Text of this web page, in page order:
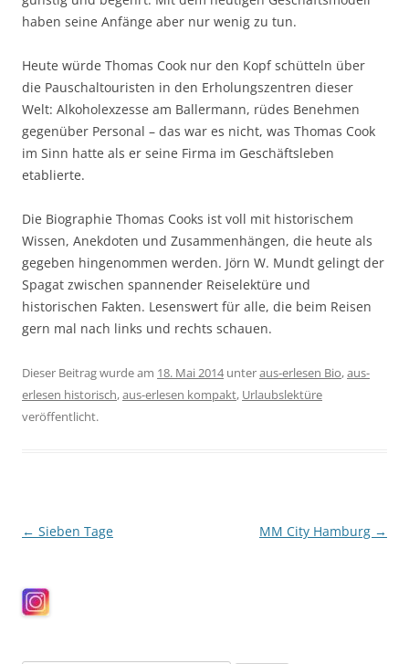
haben seine Anfänge aber nur wenig zu tun.
Heute würde Thomas Cook nur den Kopf schütteln über
die Pauschaltouristen in den Erholungszentren dieser
Welt: Alkoholexzesse am Ballermann, rüdes Benehmen
gegenüber Personal – das war es nicht, was Thomas Cook
im Sinn hatte als er seine Firma im Geschäftsleben
etablierte.
Die Biographie Thomas Cooks ist voll mit historischem
Wissen, Anekdoten und Zusammenhängen, die heute als
gegeben hingenommen werden. Jörn W. Mundt gelingt der
Spagat zwischen spannender Reiselektüre und
historischen Fakten. Lesenswert für alle, die beim Reisen
gern mal nach links und rechts schauen.
Dieser Beitrag wurde am 18. Mai 2014unteraus-erlesen Bio,aus-
erlesen historisch,aus-erlesen kompakt, Urlaubslektüre
veröffentlicht.
Beitragsnavigation
← Sieben Tage MM City Hamburg →